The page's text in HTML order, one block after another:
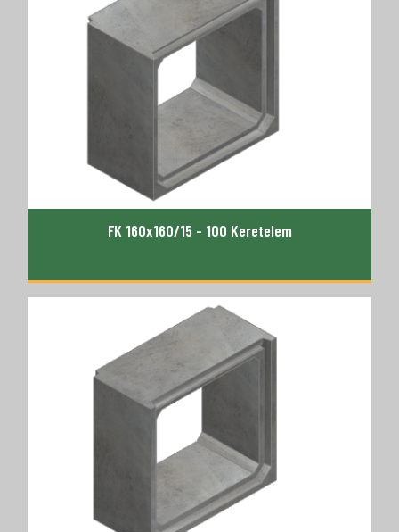
FK 160x160/15 - 100 Keretelem